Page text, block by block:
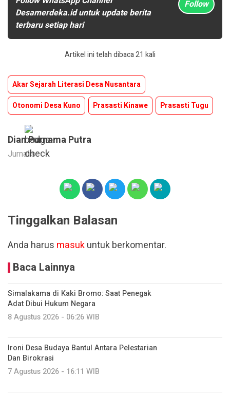
Desamerdeka.id untuk update berita
terbaru setiap hari
Follow
Artikel ini telah dibaca 21 kali
Akar Sejarah Literasi Desa Nusantara
Otonomi Desa Kuno
Prasasti Kinawe Prasasti Tugu
Dian Purnama Putra
Jurnalis
Tinggalkan Balasan
Anda harus masukuntuk berkomentar.
Baca Lainnya
Simalakama di Kaki Bromo: Saat Penegak
Adat Dibui Hukum Negara
8 Agustus 2026 - 06:26 WIB
Ironi Desa Budaya Bantul Antara Pelestarian
Dan Birokrasi
7 Agustus 2026 - 16:11 WIB